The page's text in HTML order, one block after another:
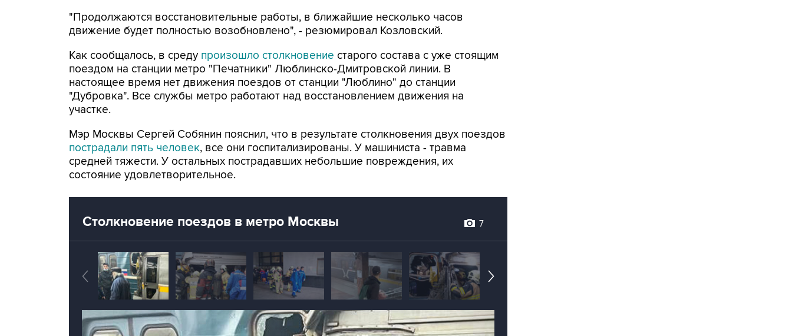
"Продолжаются восстановительные работы, в ближайшие несколько часов
движение будет полностью возобновлено", - резюмировал Козловский.
Как сообщалось, в среду произошло столкновение старого состава с уже стоящим
поездом на станции метро "Печатники" Люблинско-Дмитровской линии. В
настоящее время нет движения поездов от станции "Люблино" до станции
"Дубровка". Все службы метро работают над восстановлением движения на
участке.
Мэр Москвы Сергей Собянин пояснил, что в результате столкновения двух поездов
пострадали пять человек, все они госпитализированы. У машиниста - травма
средней тяжести. У остальных пострадавших небольшие повреждения, их
состояние удовлетворительное.
Столкновение поездов в метро Москвы 7